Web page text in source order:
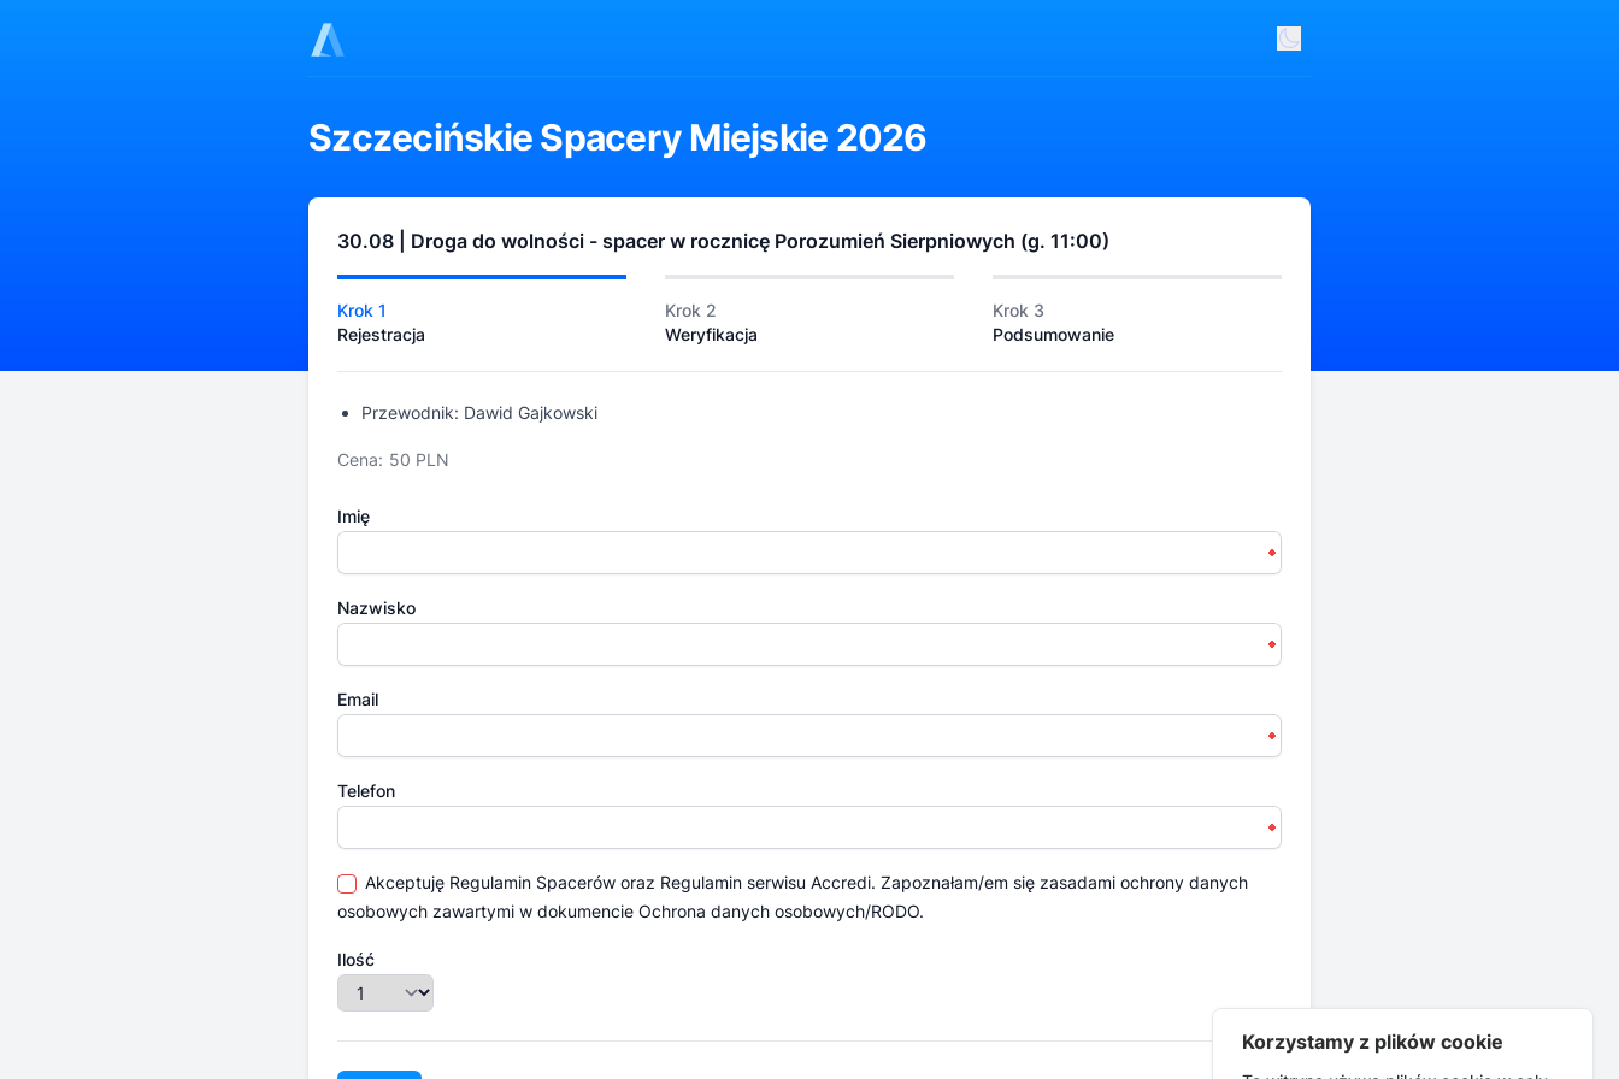
Szczecińskie Spacery Miejskie 2026
30.08 | Droga do wolności - spacer w rocznicę Porozumień Sierpniowych (g. 11:00)
Krok 1
Rejestracja
Krok 2
Weryfikacja
Krok 3
Podsumowanie
Przewodnik: Dawid Gajkowski
Cena: 50 PLN
Imię
Nazwisko
Email
Telefon
Akceptuję Regulamin Spacerów oraz Regulamin serwisu Accredi. Zapoznałam/em się zasadami ochrony danych
osobowych zawartymi w dokumencie Ochrona danych osobowych/RODO.
Ilość
Korzystamy z plików cookie